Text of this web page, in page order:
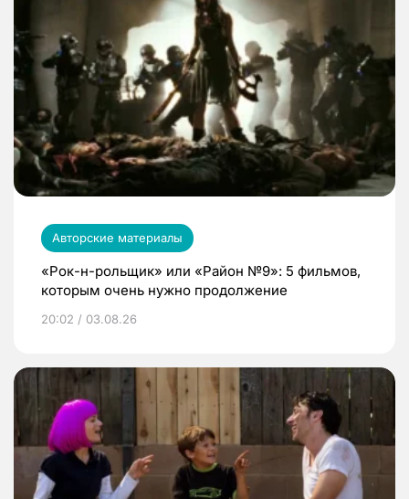
Авторские материалы
«Рок-н-рольщик» или «Район №9»: 5 фильмов,
которым очень нужно продолжение
20:02 / 03.08.26